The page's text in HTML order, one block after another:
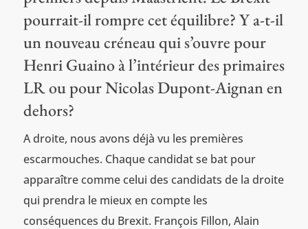
pourrait-il rompre cet équilibre? Y a-t-il
un nouveau créneau qui s’ouvre pour
Henri Guaino à l’intérieur des primaires
LR ou pour Nicolas Dupont-Aignan en
dehors?
A droite, nous avons déjà vu les premières
escarmouches. Chaque candidat se bat pour
apparaître comme celui des candidats de la droite
qui prendra le mieux en compte les
conséquences du Brexit. François Fillon, Alain